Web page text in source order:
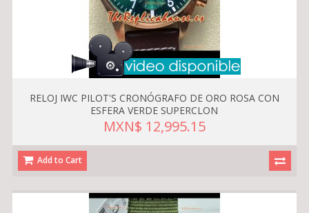
RELOJ IWC PILOT'S CRONÓGRAFO DE ORO ROSA CON
ESFERA VERDE SUPERCLON
MXN$ 12,995.15
Add to Cart